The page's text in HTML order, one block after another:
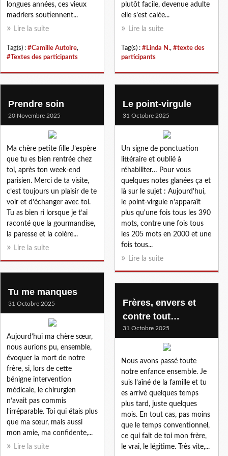
longues années, ces vieux
madriers soutiennent...
Lire la suite
Tag(s) : #Camille Autoire,
#Textes des participants
plutôt facile, devenue adulte
elle s’est calée...
Lire la suite
Tag(s) : #Linda N., #texte des
participants
Prendre soin
20 Novembre 2025
Ma chère petite fille J’espère
que tu es bien rentrée chez
toi, après ton week-end
parisien. Merci de ta visite,
c’est toujours un plaisir de te
voir et d’échanger avec toi.
Tu as bien ri lorsque je t’ai
raconté que la gourmandise,
la paresse et la colère...
Lire la suite
Le point-virgule
31 Octobre 2025
Un signe de ponctuation
littéraire et oublié à
réhabiliter… Pour vous
quelques notes glanées ça et
là sur le sujet : Aujourd'hui,
le point-virgule n'apparaît
plus qu'une fois tous les 390
mots, contre une fois tous
les 205 mots en 2000 et une
fois tous...
Lire la suite
Tu me manques
31 Octobre 2025
Aujourd’hui ma chère sœur,
nous aurions pu, ensemble,
évoquer la mort de notre
frère, si, lors de cette
bénigne intervention
médicale, le chirurgien
n’avait pas commis
l’irréparable. Toi qui étais plus
que ma sœur, mais aussi
mon amie, ma confidente,...
Lire la suite
Frères, envers et
contre tout…
31 Octobre 2025
Nous avons passé toute
notre enfance ensemble. Je
suis l’aîné de la famille et tu
es arrivé quelques temps
plus tard, juste quelques
mois. En tout cas, pas moins
que le temps conventionnel,
ce qui fait de toi mon frère,
le vrai, le légitime. Très vite,...